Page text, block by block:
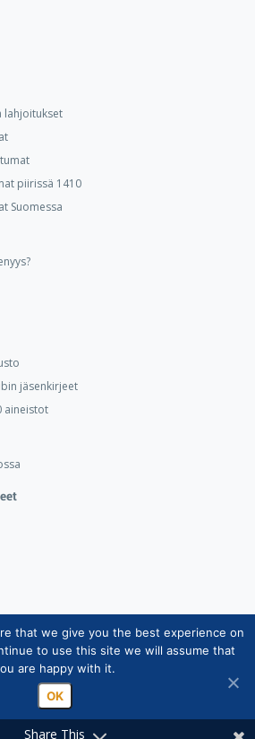
lahjoitukset
piirissä 1410
Suomessa
jäsenkirjeet
aineistot
Rotarypalvelu ry 2026 |
tietosuojaseloste| Henkilötietojen
Rotarytoiminnassa
Share This
that we give you the best experience on
to use this site we will assume that
are happy with it.
OK